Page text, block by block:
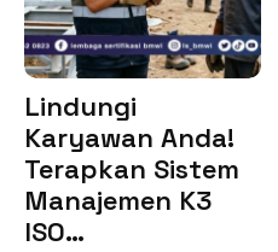
Lindungi
Karyawan Anda!
Terapkan Sistem
Manajemen K3
ISO…